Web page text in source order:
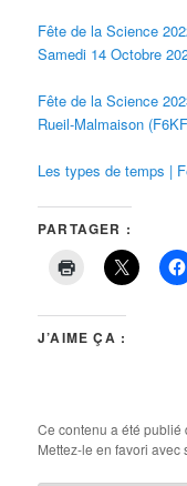
Fête de la Science
Samedi 14 Octobre
Fête de la Science
Rueil-Malmaison
Les types de temps |
PARTAGER :
J’AIME ÇA :
Ce contenu a été
Mettez-le en favori avec